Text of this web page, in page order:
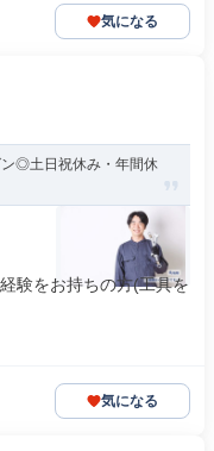
気になる
ン◎土日祝休み・年間休
験をお持ちの方(工具を
気になる